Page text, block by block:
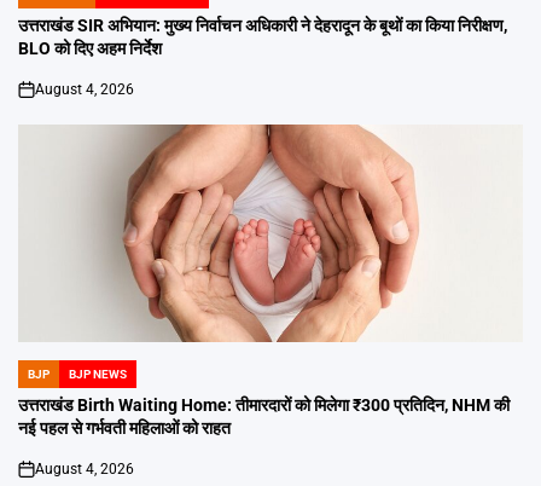
IN
उत्तराखंड SIR अभियान: मुख्य निर्वाचन अधिकारी ने देहरादून के बूथों का किया निरीक्षण,
BLO को दिए अहम निर्देश
on
August 4, 2026
POSTED
IN
BJP BJP NEWS
उत्तराखंड Birth Waiting Home: तीमारदारों को मिलेगा ₹300 प्रतिदिन, NHM की
नई पहल से गर्भवती महिलाओं को राहत
on
August 4, 2026